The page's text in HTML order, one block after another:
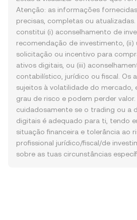
Atenção: as informações
precisas, completas ou
constitui (i) aconselhamento de
recomendação de investimento, (ii)
solicitação ou incentivo para
ativos digitais, ou (iii)
contabilístico, jurídico ou fiscal. Os
sujeitos à volatilidade do mercado,
grau de risco e podem perder
cuidadosamente se o trading ou a
digitais é adequado para ti, tendo
situação financeira e tolerância ao
profissional jurídico/fiscal/de
sobre as tuas circunstâncias